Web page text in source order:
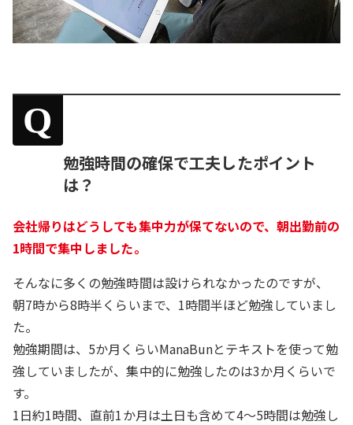
Q
勉強時間の確保で工夫したポイント
は？
会社帰りはどうしても集中力が保てないので、朝出勤前の
1時間で集中しました。
そんなに多くの勉強時間は設けられなかったのですが、
朝7時から8時半くらいまで、1時間半ほど勉強していまし
た。
勉強期間は、5か月くらいManaBunとテキストを使って勉
強していましたが、集中的に勉強したのは3か月くらいで
す。
1日約1時間、直前1か月は土日も含めて4～5時間は勉強し